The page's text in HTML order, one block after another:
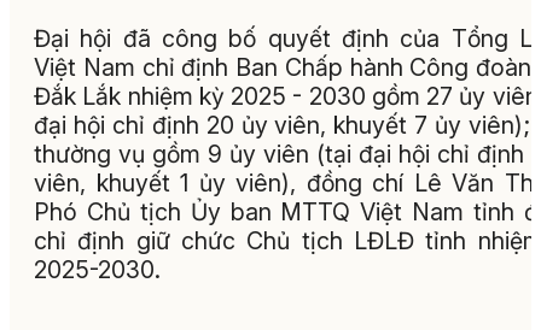
Đại hội đã công bố quyết định của Tổng
Việt Nam chỉ định Ban Chấp hành Công đoàn
Đắk Lắk nhiệm kỳ 2025 - 2030 gồm 27 ủy
đại hội chỉ định 20 ủy viên, khuyết 7 ủy viên);
thường vụ gồm 9 ủy viên (tại đại hội chỉ định
viên, khuyết 1 ủy viên), đồng chí Lê Văn
Phó Chủ tịch Ủy ban MTTQ Việt Nam tỉnh
chỉ định giữ chức Chủ tịch LĐLĐ tỉnh
2025-2030.